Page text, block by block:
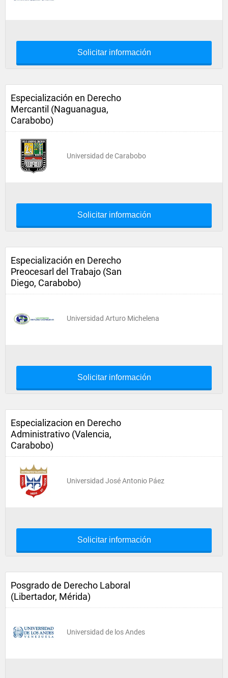
Solicitar información
Especialización en Derecho
Mercantil (Naguanagua,
Carabobo)
Universidad de Carabobo
Solicitar información
Especialización en Derecho
Preocesarl del Trabajo (San
Diego, Carabobo)
Universidad Arturo Michelena
Solicitar información
Especializacion en Derecho
Administrativo (Valencia,
Carabobo)
Universidad José Antonio Páez
Solicitar información
Posgrado de Derecho Laboral
(Libertador, Mérida)
Universidad de los Andes